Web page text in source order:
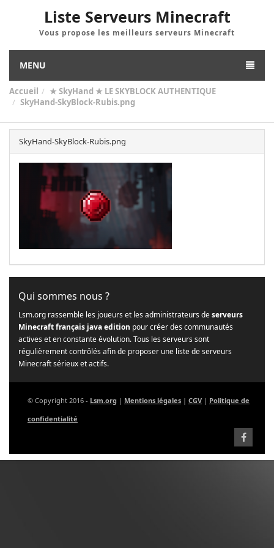
Liste Serveurs Minecraft
Vous propose les meilleurs serveurs Minecraft
MENU
Accueil
★ SkyHand ★ LE SKYBLOCK AUTHENTIQUE
SkyHand-SkyBlock-Rubis.png
SkyHand-SkyBlock-Rubis.png
Qui sommes nous ?
Lsm.org rassemble les joueurs et les administrateurs deserveurs
Minecraft français java edition pour créer des communautés
actives et en constante évolution. Tous les serveurs sont
régulièrement contrôlés afin de proposer une liste de serveurs
Minecraft sérieux et actifs.
© Copyright 2016 - Lsm.org | Mentions légales | CGV | Politique de
confidentialité